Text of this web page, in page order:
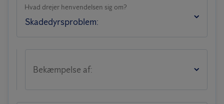
Hvad drejer henvendelsen sig om?
Bekæmpelse af: